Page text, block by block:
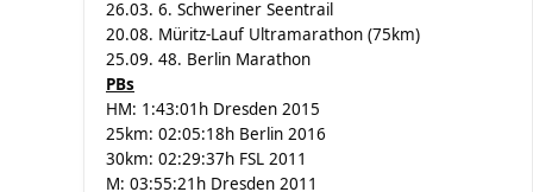
26.03. 6. Schweriner Seentrail
20.08. Müritz-Lauf Ultramarathon (75km)
25.09. 48. Berlin Marathon
PBs
HM: 1:43:01h Dresden 2015
25km: 02:05:18h Berlin 2016
30km: 02:29:37h FSL 2011
M: 03:55:21h Dresden 2011